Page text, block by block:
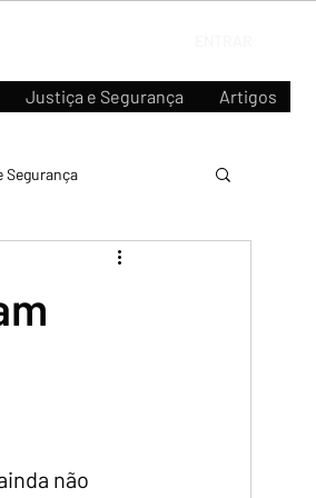
Justiça e Segurança Artigos
Segurança
não